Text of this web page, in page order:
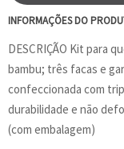
INFORMAÇÕES DO
DESCRIÇÃO Kit para
bambu; três facas e
confeccionada com
durabilidade e não
(com embalagem)